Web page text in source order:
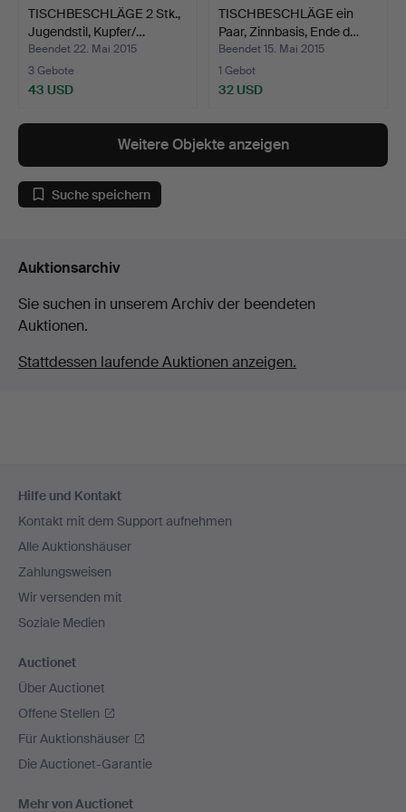
TISCHBESCHLÄGE 2 Stk.,
Jugendstil, Kupfer/…
Beendet 22. Mai 2015
3 Gebote
43 USD
TISCHBESCHLÄGE ein
Paar, Zinnbasis, Ende d…
Beendet 15. Mai 2015
1 Gebot
32 USD
Weitere Objekte anzeigen
Suche speichern
Auktionsarchiv
Sie suchen in unserem Archiv der beendeten
Auktionen.
Stattdessen laufende Auktionen anzeigen.
Navigation
Hilfe und Kontakt
Kontakt mit dem Support aufnehmen
Alle Auktionshäuser
Zahlungsweisen
Wir versenden mit
Soziale Medien
Auctionet
Über Auctionet
Offene Stellen
Für Auktionshäuser
Die Auctionet-Garantie
Mehr von Auctionet